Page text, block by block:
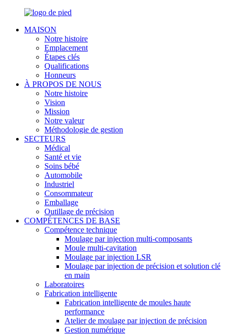
MAISON
Notre histoire
Emplacement
Étapes clés
Qualifications
Honneurs
À PROPOS DE NOUS
Notre histoire
Vision
Mission
Notre valeur
Méthodologie de gestion
SECTEURS
Médical
Santé et vie
Soins bébé
Automobile
Industriel
Consommateur
Emballage
Outillage de précision
COMPÉTENCES DE BASE
Compétence technique
Moulage par injection multi-composants
Moule multi-cavitation
Moulage par injection LSR
Moulage par injection de précision et solution clé
en main
Laboratoires
Fabrication intelligente
Fabrication intelligente de moules haute
performance
Atelier de moulage par injection de précision
Gestion numérique